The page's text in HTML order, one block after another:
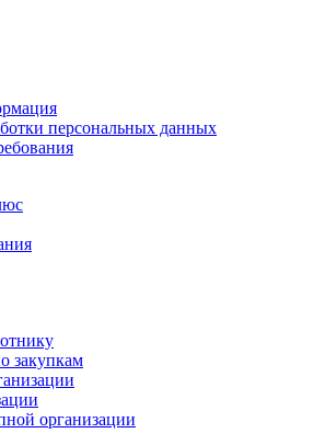
персональных данных
закупкам
организации